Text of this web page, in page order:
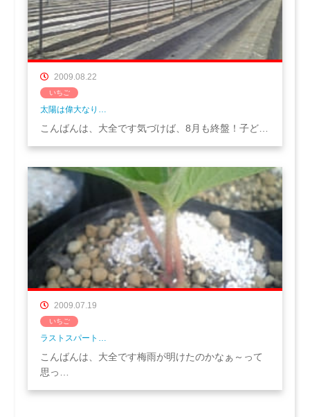
2009.08.22
いちご
太陽は偉大なり…
こんばんは、大全です気づけば、8月も終盤！子ど…
2009.07.19
いちご
ラストスパート…
こんばんは、大全です梅雨が明けたのかなぁ～って
思っ…